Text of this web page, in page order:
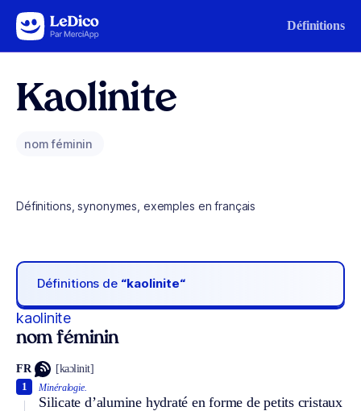
Aller au contenu Définitions
Kaolinite
nom féminin
Définitions, synonymes, exemples en français
Définitions de “kaolinite“
kaolinite
nom féminin
FR [kaɔlinit]
Minéralogie.
Silicate d’alumine hydraté en forme de petits cristaux
1